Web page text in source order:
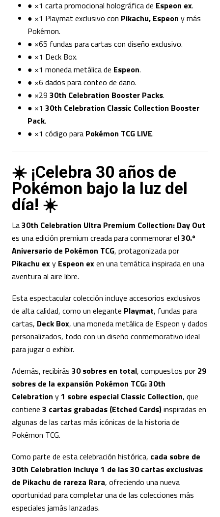
● ×1 carta promocional holográfica de Espeon ex.
● ×1 Playmat exclusivo con Pikachu, Espeon y más
Pokémon.
● ×65 fundas para cartas con diseño exclusivo.
● ×1 Deck Box.
● ×1 moneda metálica de Espeon.
● ×6 dados para conteo de daño.
● ×29 30th Celebration Booster Packs.
● ×1 30th Celebration Classic Collection Booster
Pack.
● ×1 código para Pokémon TCG LIVE.
☀️ ¡Celebra 30 años de
Pokémon bajo la luz del
día! ☀️
La30th Celebration Ultra Premium Collection: Day Out
es una edición premium creada para conmemorar el 30.º
Aniversario de Pokémon TCG, protagonizada por
Pikachu exy Espeon exen una temática inspirada en una
aventura al aire libre.
Esta espectacular colección incluye accesorios exclusivos
de alta calidad, como un elegante Playmat, fundas para
cartas, Deck Box, una moneda metálica de Espeon y dados
personalizados, todo con un diseño conmemorativo ideal
para jugar o exhibir.
Además, recibirás 30 sobres en total, compuestos por 29
sobres de la expansión Pokémon TCG: 30th
Celebration y1 sobre especial Classic Collection, que
contiene 3 cartas grabadas (Etched Cards)inspiradas en
algunas de las cartas más icónicas de la historia de
Pokémon TCG.
Como parte de esta celebración histórica, cada sobre de
30th Celebration incluye 1 de las 30 cartas exclusivas
de Pikachu de rareza Rara, ofreciendo una nueva
oportunidad para completar una de las colecciones más
especiales jamás lanzadas.